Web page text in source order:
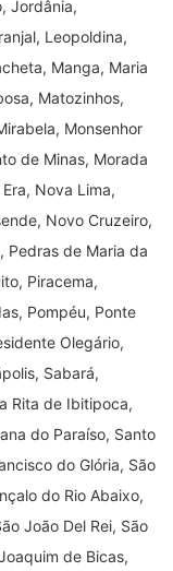
Jordânia,
Leopoldina,
Manga, Maria
Matozinhos,
Monsenhor
de Minas, Morada
Nova Lima,
Novo Cruzeiro,
Pedras de Maria da
Piracema,
Pompéu, Ponte
Olegário,
Sabará,
Rita de Ibitipoca,
do Paraíso, Santo
do Glória, São
do Rio Abaixo,
João Del Rei, São
de Bicas,